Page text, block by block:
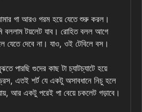
গা আরও গরম হয়ে যেতে শুরু করল।
বললাম টয়লেট যাব। রোহিত বলল আগে
যেতে দেবে না। যাও, ওই টেবিলে বস।
পারছি গুদের কাছ টা চ্যাটচ্যাটে হয়ে
এতই শর্ট যে একটু অসাবধানে নিচু হলে
আর একটু পরেই পা বেয়ে চকলেট গড়াবে।